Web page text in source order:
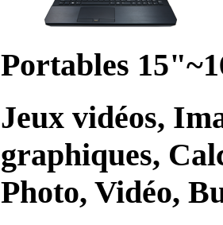
Portables
Jeux vidéos,
graphiques,
Photo, Vidéo,